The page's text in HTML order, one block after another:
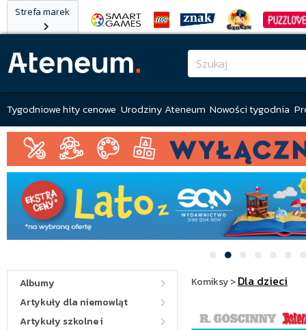
Strefa marek
Tygodniowe hity cenowe Urodziny Ateneum Nowości tygodnia
Albumy
Artykuły dla niemowląt
Artykuły szkolne i
Komiksy>Dla dzieci